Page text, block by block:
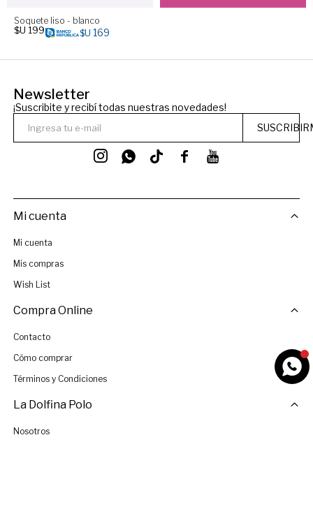
Soquete liso - blanco
$U 199 $U 169
Newsletter
¡Suscribite y recibí todas nuestras novedades!
 
 
Mi cuenta
Mi cuenta
Mis compras
Wish List
Compra Online
Contacto
Cómo comprar
Términos y Condiciones
La Dolfina Polo
Nosotros